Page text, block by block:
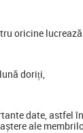
oricine
doriți,
date, astfel
ale